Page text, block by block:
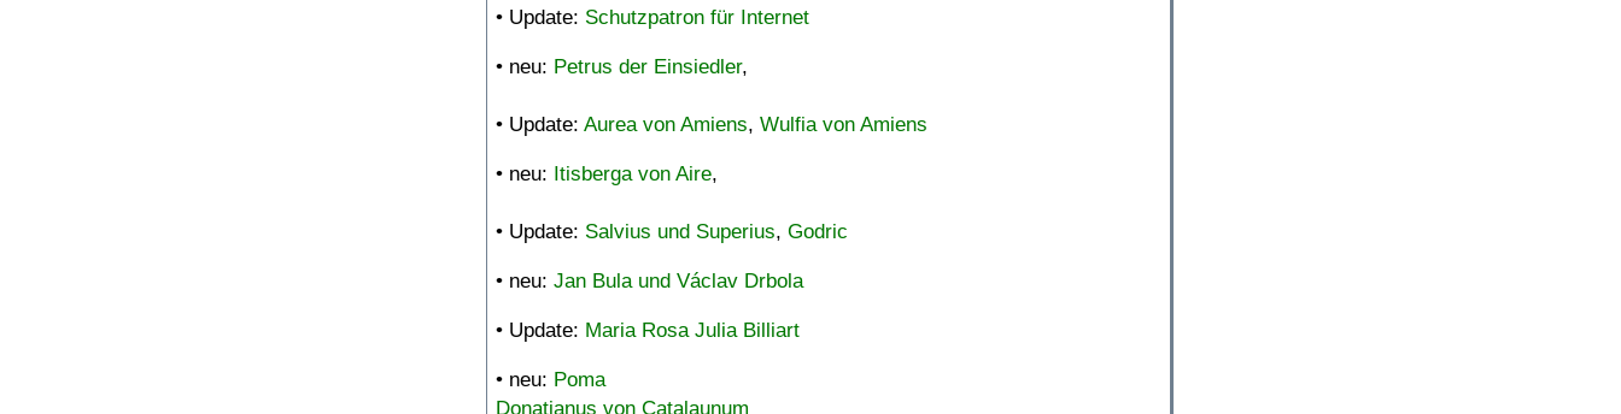
• Update: Schutzpatron für Internet
• neu: Petrus der Einsiedler,
• Update: Aurea von Amiens, Wulfia von Amiens
• neu: Itisberga von Aire,
• Update: Salvius und Superius, Godric
• neu: Jan Bula und Václav Drbola
• Update: Maria Rosa Julia Billiart
• neu: Poma
Donatianus von Catalaunum